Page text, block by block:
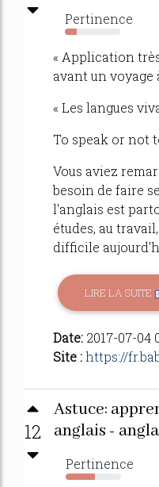
Pertinence
21%
« Application
avant un voyage
« Les langues
To speak or not
Vous aviez
besoin de faire
l'anglais est
études, au
difficile
LIRE LA SUITE
Date: 2017-07-04
Site :https://
12
Astuce:
anglais -
Pertinence
53%